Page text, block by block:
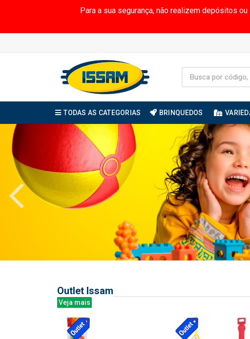
Para a sua segurança, não realizem depósitos
TODAS AS CATEGORIAS BRINQUEDOS
Outlet Issam
Veja mais